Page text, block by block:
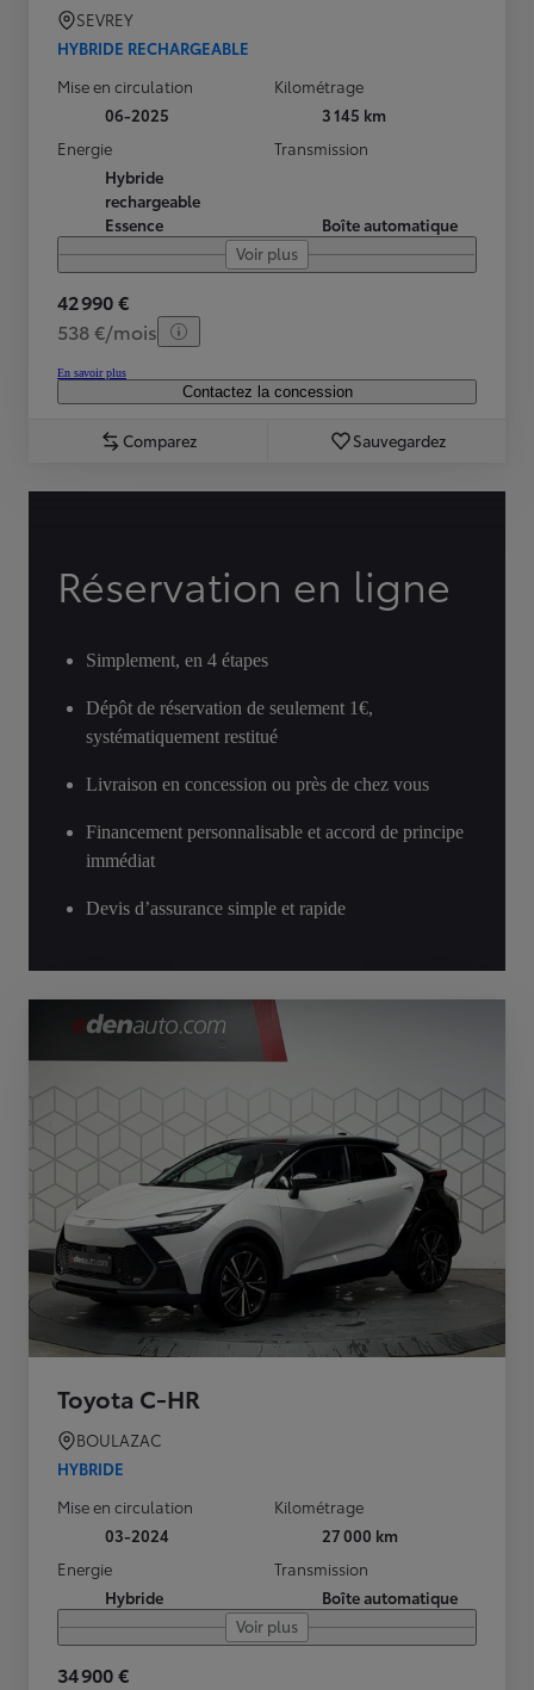
SEVREY
HYBRIDE RECHARGEABLE
Mise en circulation
06-2025
Kilométrage
3 145 km
Energie
Hybride
rechargeable
Essence
Transmission
Boîte automatique
Voir plus
42 990 €
538 €/mois
En savoir plus
Contactez la concession
Comparez Sauvegardez
Réservation en ligne
Simplement, en 4 étapes
Dépôt de réservation de seulement 1€,
systématiquement restitué
Livraison en concession ou près de chez vous
Financement personnalisable et accord de principe
immédiat
Devis d’assurance simple et rapide
Toyota C-HR
BOULAZAC
HYBRIDE
Mise en circulation
03-2024
Kilométrage
27 000 km
Energie
Hybride
Transmission
Boîte automatique
Voir plus
34 900 €